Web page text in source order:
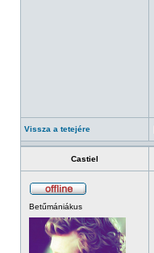
Vissza a tetejére
Castiel
Betűmániákus